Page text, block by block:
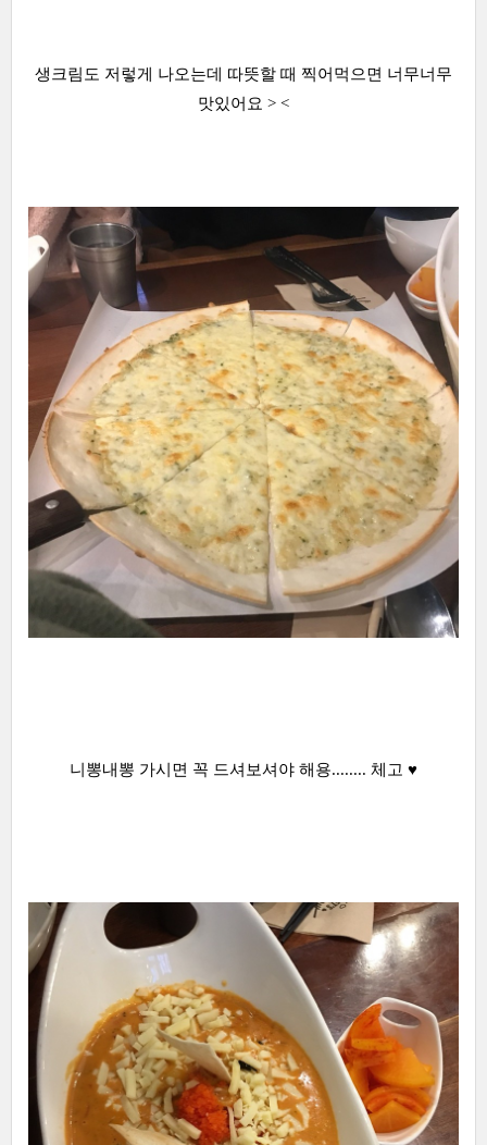
생크림도 저렇게 나오는데 따뜻할 때 찍어먹으면 너무너무
맛있어요 > <
니뽕내뽕 가시면 꼭 드셔보셔야 해용........ 체고 ♥